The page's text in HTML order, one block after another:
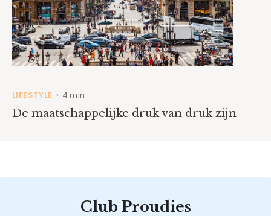
LIFESTYLE • 4 min
De maatschappelijke druk van druk zijn
Club Proudies